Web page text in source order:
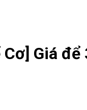
Giá